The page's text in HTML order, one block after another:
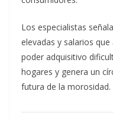
Los especialistas
elevadas y salarios
poder adquisitivo
hogares y genera un
futura de la morosidad.